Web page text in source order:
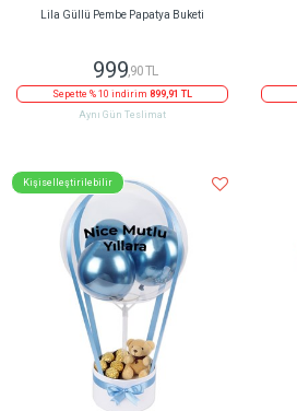
Lila Güllü Pembe Papatya Buketi
999,90 TL
Sepette % 10 indirim 899,91 TL
Aynı Gün Teslimat
Kişiselleştirilebilir